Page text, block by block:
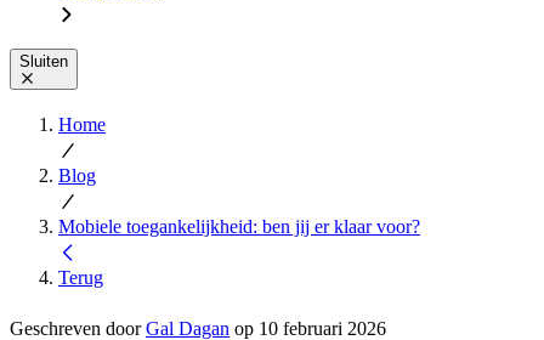
Sluiten
Home
Blog
Mobiele toegankelijkheid: ben jij er klaar voor?
Terug
Geschreven doorGal Dagan op 10 februari 2026